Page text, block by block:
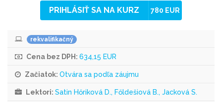
PRIHLÁSIŤ SA NA KURZ 780 EUR
rekvalifikačný
Cena bez DPH: 634,15 EUR
Začiatok: Otvára sa podľa záujmu
Lektori: Satin Hőriková D., Főldešiová B., Jacková S.